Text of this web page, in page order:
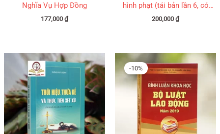
Nghĩa Vụ Hợp Đồng
177,000 ₫
hình phạt (tái bản lần 6, có
chỉnh sửa bổ sung)
200,000₫
-10%
gốc
là:
300,000 ₫.
Giá
hiện
tại
270,000